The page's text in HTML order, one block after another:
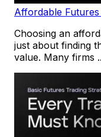
Affordable
Choosing an
just about finding
value. Many firms